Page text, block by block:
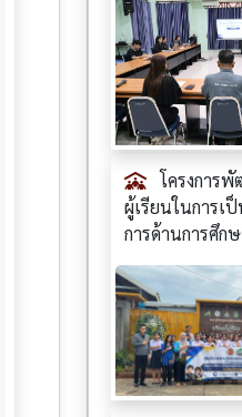
โครงการ
ผู้เรียนในการเ
การด้านการศึก